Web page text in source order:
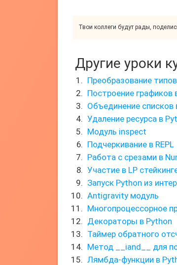
Твои коллеги будут рады,
Другие уроки
Преобразование
Построение графиков
Объединение списков
Удаление ресурса в
Модуль inspect
Подчеркивание в REPL
Работа с срезами в
Участие в LP
Запуск Python из
Antigravity модуль
Многопроцессорное
Декораторы в Python
Таймер обратного
Метод __iand__ для
Лямбда-функции в